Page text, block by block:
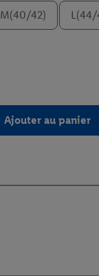
M(40/42) L(44/
Ajouter au panier